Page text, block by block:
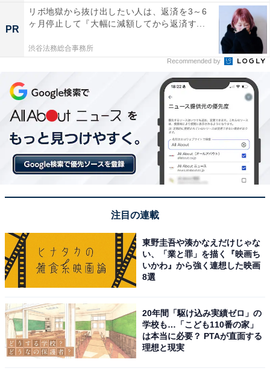
PR
リボ地獄から抜け出したい人は、返済を3～6
ヶ月停止して『大幅に減額してから返済す...
渋谷法務総合事務所
Recommended by
注目の連載
東野圭吾や湊かなえだけじゃな
い、「業と罪」を描く『映画ち
いかわ』から強く連想した映画
8選
20年間「駆け込み実績ゼロ」の
学校も…「こども110番の家」
は本当に必要？ PTAが直面する
理想と現実